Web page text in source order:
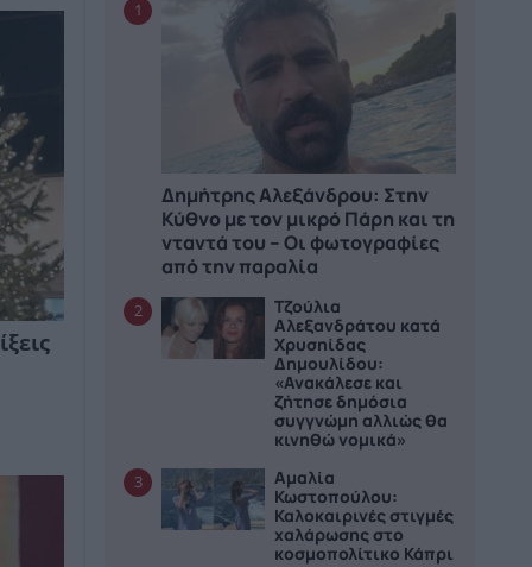
1
Δημήτρης Αλεξάνδρου: Στην
Κύθνο με τον μικρό Πάρη και τη
νταντά του – Οι φωτογραφίες
από την παραλία
2
Τζούλια
Αλεξανδράτου κατά
Χρυσηίδας
Δημουλίδου:
«Ανακάλεσε και
ζήτησε δημόσια
συγγνώμη αλλιώς θα
κινηθώ νομικά»
3
Αμαλία
Κωστοπούλου:
Καλοκαιρινές στιγμές
χαλάρωσης στο
κοσμοπολίτικο Κάπρι